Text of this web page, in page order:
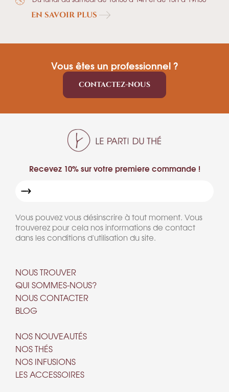
EN SAVOIR PLUS
Vous êtes un professionnel ?
CONTACTEZ-NOUS
Recevez 10% sur votre premiere commande !
Vous pouvez vous désinscrire à tout moment. Vous
trouverez pour cela nos informations de contact
dans les conditions d'utilisation du site.
NOUS TROUVER
QUI SOMMES-NOUS?
NOUS CONTACTER
BLOG
NOS NOUVEAUTÉS
NOS THÉS
NOS INFUSIONS
LES ACCESSOIRES